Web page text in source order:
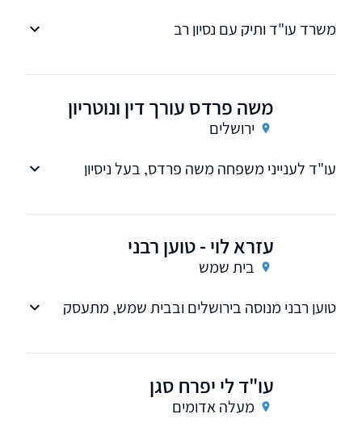
משרד עו"ד ותיק עם נסיון רב
משה פרדס עורך דין ונוטריון
ירושלים
עו"ד לענייני משפחה משה פרדס, בעל ניסיון
עזרא לוי - טוען רבני
בית שמש
טוען רבני מנוסה בירושלים ובבית שמש, מתעסק
עו"ד לי יפרח סגן
מעלה אדומים